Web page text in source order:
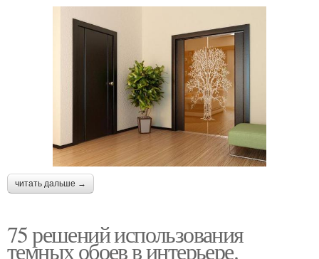
читать дальше →
75 решений использования
темных обоев в интерьере.